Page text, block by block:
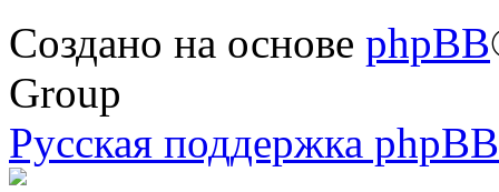
Создано на основе phpBB
Group
Русская поддержка phpBB